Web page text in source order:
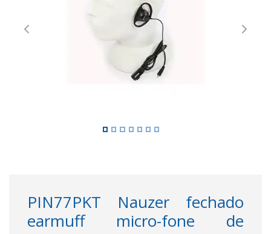
Previous Next
PIN77PKT Nauzer fechado
earmuff micro-fone de